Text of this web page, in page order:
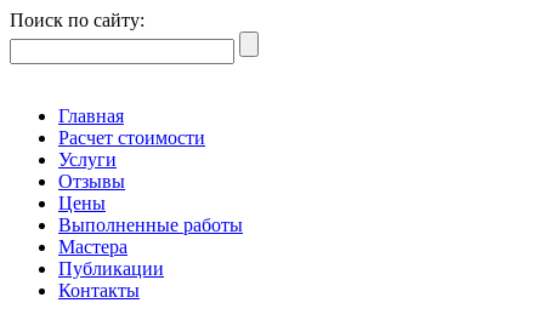
Поиск по сайту:
Главная
Расчет стоимости
Услуги
Отзывы
Цены
Выполненные работы
Мастера
Публикации
Контакты